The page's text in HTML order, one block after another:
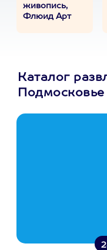
живопись,
Флюид Арт
Каталог
Подмосковье